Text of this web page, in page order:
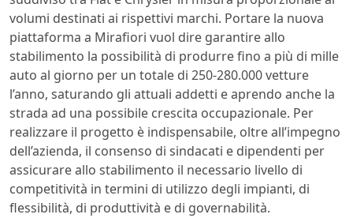
volumi destinati ai rispettivi marchi. Portare la nuova
piattaforma a Mirafiori vuol dire garantire allo
stabilimento la possibilità di produrre fino a più di mille
auto al giorno per un totale di 250-280.000 vetture
l’anno, saturando gli attuali addetti e aprendo anche la
strada ad una possibile crescita occupazionale. Per
realizzare il progetto è indispensabile, oltre all’impegno
dell’azienda, il consenso di sindacati e dipendenti per
assicurare allo stabilimento il necessario livello di
competitività in termini di utilizzo degli impianti, di
flessibilità, di produttività e di governabilità.